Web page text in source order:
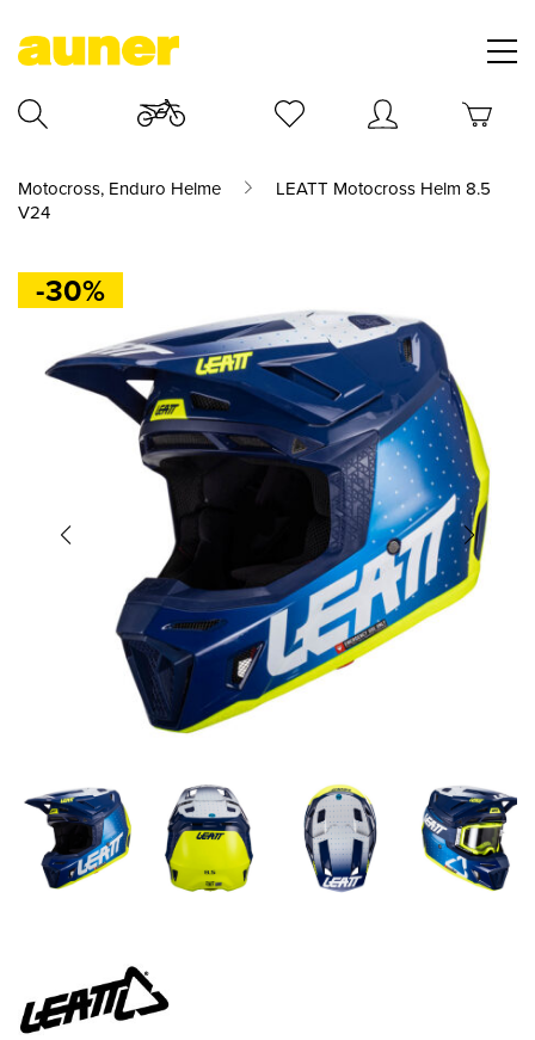
Motocross, Enduro Helme
LEATT Motocross Helm 8.5
V24
-30%